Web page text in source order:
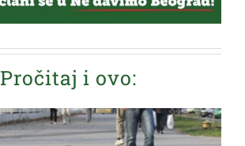
Pročitaj i ovo: